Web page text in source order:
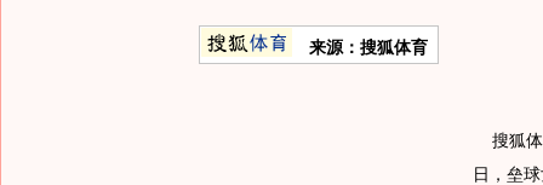
来源：搜狐体育
搜狐体
日，垒